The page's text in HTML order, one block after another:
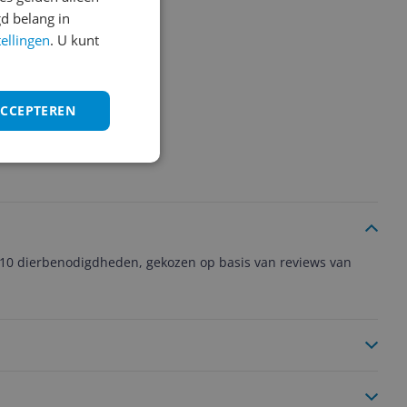
dierbenodigdheden, gekozen op basis van reviews van
belang in
. U kunt